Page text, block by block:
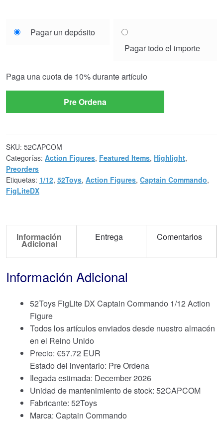
your
Pagar un depósito
Pagar todo el importe
Paga una cuota de 10%durante artículo
Pre Ordena
SKU: 52CAPCOM
Categorías: Action Figures, Featured Items, Highlight,
Preorders
Etiquetas: 1/12, 52Toys, Action Figures, Captain Commando,
FigLiteDX
Información
Adicional
Entrega Comentarios
Información Adicional
52Toys FigLite DX Captain Commando 1/12 Action
Figure
Todos los artículos enviados desde nuestro almacén
en el Reino Unido
Precio: €57.72 EUR
Estado del inventario: Pre Ordena
Ilegada estimada: December 2026
Unidad de mantenimiento de stock: 52CAPCOM
Fabricante: 52Toys
Marca: Captain Commando